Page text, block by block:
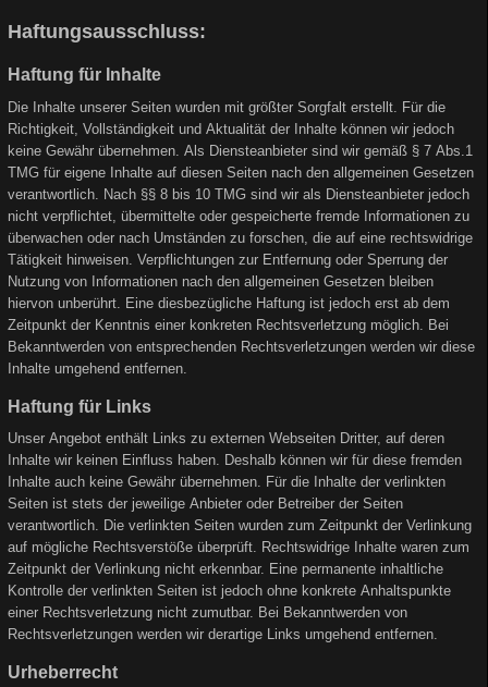
Haftungsausschluss:
Haftung für Inhalte
Die Inhalte unserer Seiten wurden mit größter Sorgfalt erstellt. Für die
Richtigkeit, Vollständigkeit und Aktualität der Inhalte können wir jedoch
keine Gewähr übernehmen. Als Diensteanbieter sind wir gemäß § 7 Abs.1
TMG für eigene Inhalte auf diesen Seiten nach den allgemeinen Gesetzen
verantwortlich. Nach §§ 8 bis 10 TMG sind wir als Diensteanbieter jedoch
nicht verpflichtet, übermittelte oder gespeicherte fremde Informationen zu
überwachen oder nach Umständen zu forschen, die auf eine rechtswidrige
Tätigkeit hinweisen. Verpflichtungen zur Entfernung oder Sperrung der
Nutzung von Informationen nach den allgemeinen Gesetzen bleiben
hiervon unberührt. Eine diesbezügliche Haftung ist jedoch erst ab dem
Zeitpunkt der Kenntnis einer konkreten Rechtsverletzung möglich. Bei
Bekanntwerden von entsprechenden Rechtsverletzungen werden wir diese
Inhalte umgehend entfernen.
Haftung für Links
Unser Angebot enthält Links zu externen Webseiten Dritter, auf deren
Inhalte wir keinen Einfluss haben. Deshalb können wir für diese fremden
Inhalte auch keine Gewähr übernehmen. Für die Inhalte der verlinkten
Seiten ist stets der jeweilige Anbieter oder Betreiber der Seiten
verantwortlich. Die verlinkten Seiten wurden zum Zeitpunkt der Verlinkung
auf mögliche Rechtsverstöße überprüft. Rechtswidrige Inhalte waren zum
Zeitpunkt der Verlinkung nicht erkennbar. Eine permanente inhaltliche
Kontrolle der verlinkten Seiten ist jedoch ohne konkrete Anhaltspunkte
einer Rechtsverletzung nicht zumutbar. Bei Bekanntwerden von
Rechtsverletzungen werden wir derartige Links umgehend entfernen.
Urheberrecht